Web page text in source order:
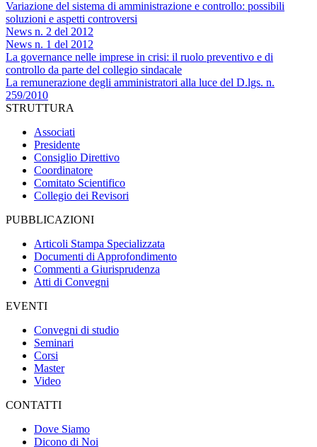
Variazione del sistema di amministrazione e controllo: possibili
soluzioni e aspetti controversi
News n. 2 del 2012
News n. 1 del 2012
La governance nelle imprese in crisi: il ruolo preventivo e di
controllo da parte del collegio sindacale
La remunerazione degli amministratori alla luce del D.lgs. n.
259/2010
STRUTTURA
Associati
Presidente
Consiglio Direttivo
Coordinatore
Comitato Scientifico
Collegio dei Revisori
PUBBLICAZIONI
Articoli Stampa Specializzata
Documenti di Approfondimento
Commenti a Giurisprudenza
Atti di Convegni
EVENTI
Convegni di studio
Seminari
Corsi
Master
Video
CONTATTI
Dove Siamo
Dicono di Noi